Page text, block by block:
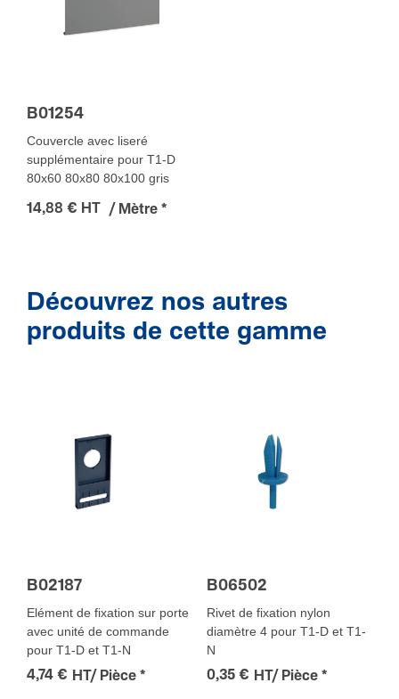
B01254
Couvercle avec liseré
supplémentaire pour T1-D
80x60 80x80 80x100 gris
14,88 € HT / Mètre *
Découvrez nos autres
produits de cette gamme
B02187
Elément de fixation sur porte
avec unité de commande
pour T1-D et T1-N
4,74 € HT/ Pièce *
B06502
Rivet de fixation nylon
diamètre 4 pour T1-D et T1-
N
0,35 € HT/ Pièce *